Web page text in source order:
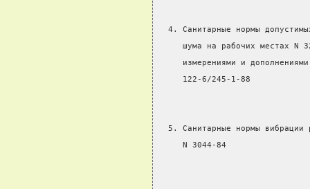
4. Санитарные нормы
шума на рабочих местах N
измерениями и
     122-6/245-1-88
5. Санитарные нормы вибрации
     N 3044-84